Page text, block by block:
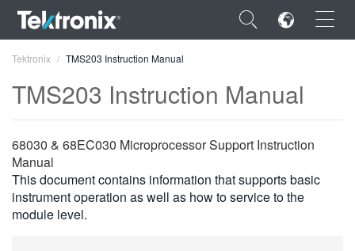
×
ENGLISH
FRANÇAIS
DEUTSCH
Tektronix TMS203 Instruction Manual
TMS203 Instruction Manual
68030 & 68EC030 Microprocessor Support Instruction
Manual
This document contains information that supports basic
instrument operation as well as how to service to the
module level.